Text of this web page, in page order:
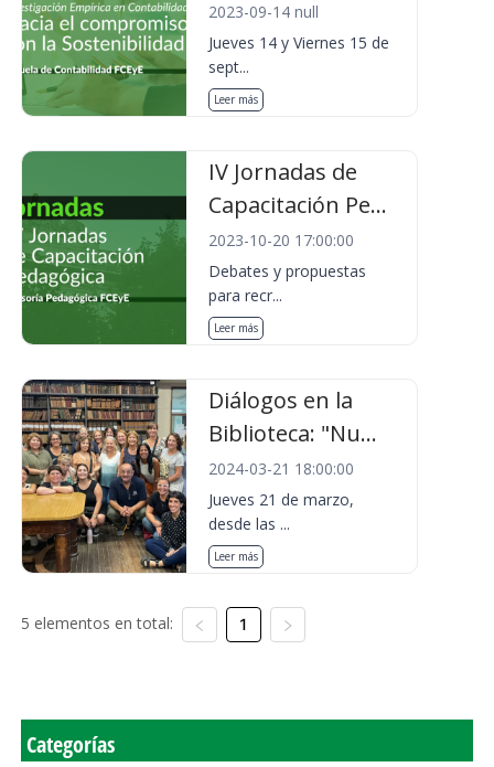
2023-09-14 null
Jueves 14 y Viernes 15 de
sept...
Leer más
IV Jornadas de
Capacitación Pe...
2023-10-20 17:00:00
Debates y propuestas
para recr...
Leer más
Diálogos en la
Biblioteca: "Nu...
2024-03-21 18:00:00
Jueves 21 de marzo,
desde las ...
Leer más
5 elementos en total: 1
Categorías